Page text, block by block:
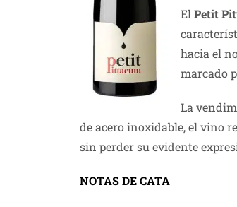
El Petit
hacia el
marcado
La
de acero inoxidable, el vino
sin perder su evidente
NOTAS DE CATA